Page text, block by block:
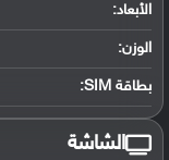
الأبعاد:
الوزن:
بطاقة SIM:
الشاشة